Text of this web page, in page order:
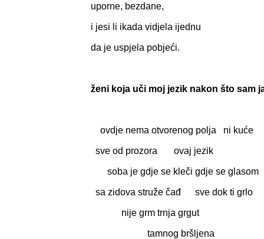
uporne, bezdane,
i jesi li ikada vidjela ijednu
da je uspjela pobjeći.
ženi koja uči moj jezik nakon što sam
ovdje nema otvorenog polja ni kuće
sve od prozora ovaj jezik
soba je gdje se kleči gdje se glasom
sa zidova struže čađ sve dok ti grlo
nije grm trnja grgut
tamnog bršljena